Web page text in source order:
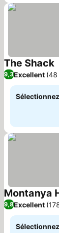
The Shack
9,3Excellent (48
Montanya
9,8Excellent